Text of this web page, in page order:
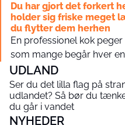
Du har gjort det forkert
holder sig friske meget
du flytter dem herhen
En professionel kok peger
som mange begår hver
UDLAND
Ser du det lilla flag på
udlandet? Så bør du
du går i vandet
NYHEDER